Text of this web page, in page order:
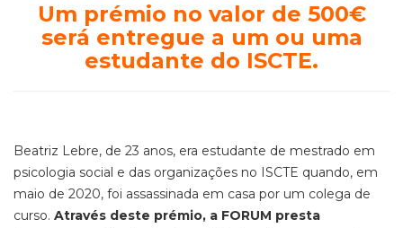
Um prémio no valor de 500€
será entregue a um ou uma
estudante do ISCTE.
Beatriz Lebre, de 23 anos, era estudante de mestrado em
psicologia social e das organizações no ISCTE quando, em
maio de 2020, foi assassinada em casa por um colega de
curso. Através deste prémio, a FORUM presta